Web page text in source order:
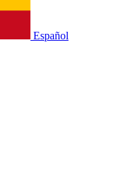
Español